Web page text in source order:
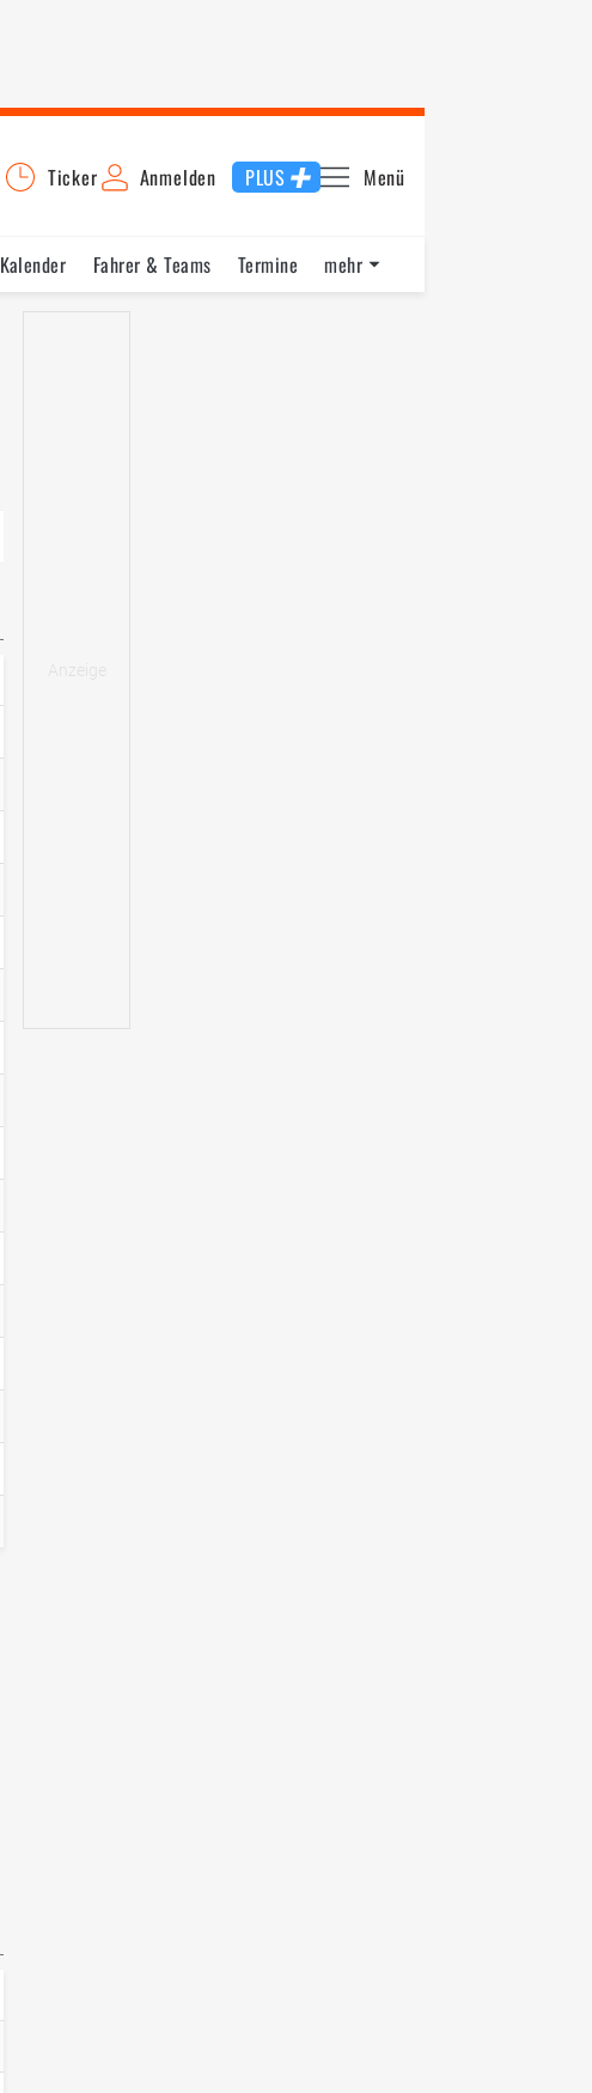
Ticker Anmelden PLUS Menü
Kalender Fahrer & Teams
Termine
mehr